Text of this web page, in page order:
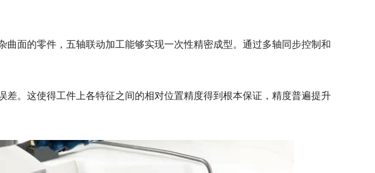
面的零件，五轴联动加工能够实现一次性精密成型。通过多轴同步控制和
。这使得工件上各特征之间的相对位置精度得到根本保证，精度普遍提升